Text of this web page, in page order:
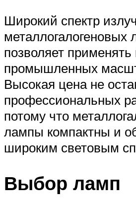
Широкий спектр
металлогалогеновых
позволяет применять
промышленных
Высокая цена не
профессиональных
потому что
лампы компактны и
широким световым
Выбор ламп